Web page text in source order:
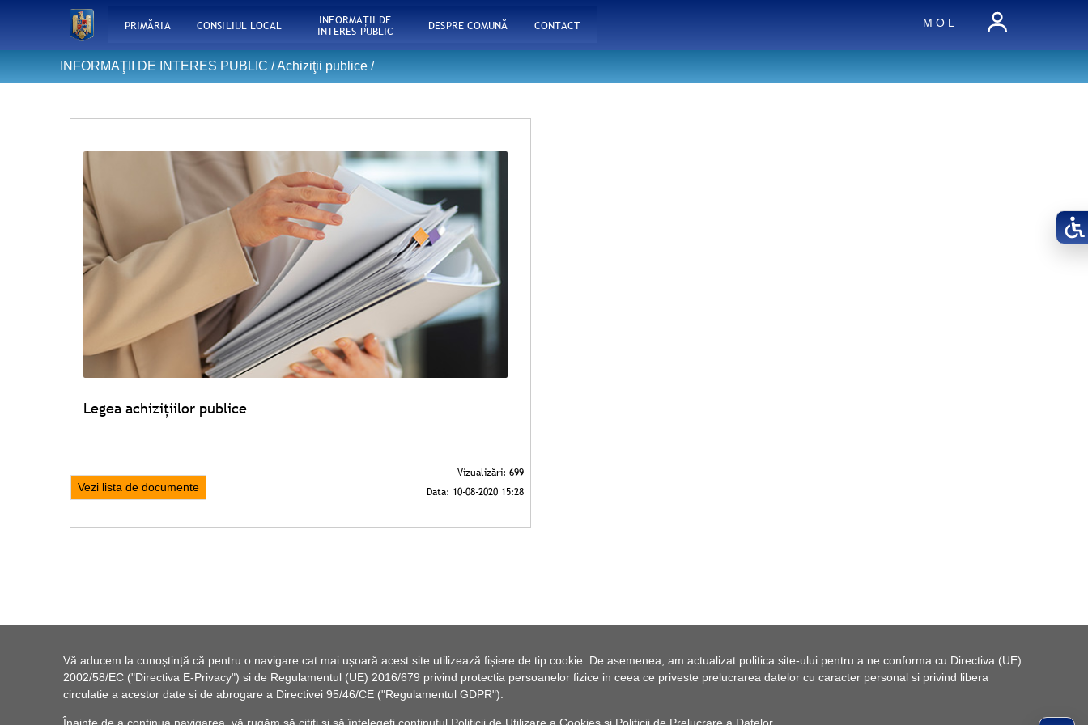
Vă aducem la cunoștință că pentru o navigare cat mai ușoară acest site utilizează fișiere de tip cookie. De asemenea, am actualizat politica site-ului pentru a ne conforma cu Directiva (UE)
2002/58/EC ("Directiva E-Privacy") si de Regulamentul (UE) 2016/679 privind protectia persoanelor fizice in ceea ce priveste prelucrarea datelor cu caracter personal si privind libera
circulatie a acestor date si de abrogare a Directivei 95/46/CE ("Regulamentul GDPR").
PRIMĂRIA CONSILIUL LOCAL INFORMAŢII DE
INTERES PUBLIC DESPRE COMUNĂ CONTACT M O L
INFORMAŢII DE INTERES PUBLIC /Achiziţii publice /
Legea achizițiilor publice
Vezi lista de documente